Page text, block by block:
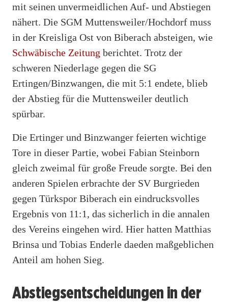
mit seinen unvermeidlichen Auf- und Abstiegen
nähert. Die SGM Muttensweiler/Hochdorf muss
in der Kreisliga Ost von Biberach absteigen, wie
Schwäbische Zeitung berichtet. Trotz der
schweren Niederlage gegen die SG
Ertingen/Binzwangen, die mit 5:1 endete, blieb
der Abstieg für die Muttensweiler deutlich
spürbar.
Die Ertinger und Binzwanger feierten wichtige
Tore in dieser Partie, wobei Fabian Steinborn
gleich zweimal für große Freude sorgte. Bei den
anderen Spielen erbrachte der SV Burgrieden
gegen Türkspor Biberach ein eindrucksvolles
Ergebnis von 11:1, das sicherlich in die annalen
des Vereins eingehen wird. Hier hatten Matthias
Brinsa und Tobias Enderle daeden maßgeblichen
Anteil am hohen Sieg.
Abstiegsentscheidungen in der